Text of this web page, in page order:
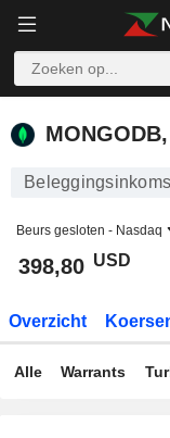
MONGODB, INC.
Beurs gesloten - Nasdaq
398,80 USD
Overzicht
Alle Warrants